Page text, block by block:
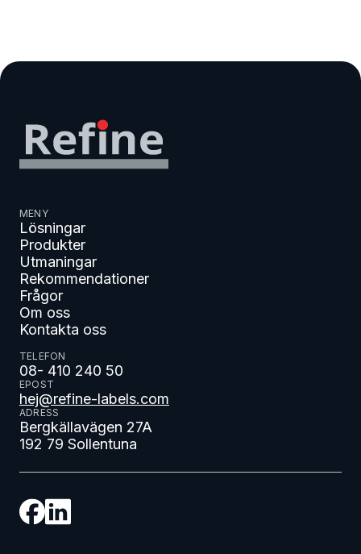
MENY
Lösningar
Produkter
Utmaningar
Rekommendationer
Frågor
Om oss
Kontakta oss
TELEFON
08- 410 240 50
EPOST
hej@refine-labels.com
ADRESS
Bergkällavägen 27A
192 79 Sollentuna